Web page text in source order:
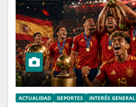
ACTUALIDAD DEPORTES INTERÉS GENERAL